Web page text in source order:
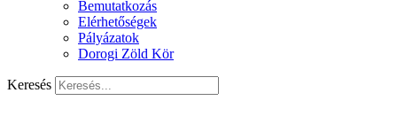
Bemutatkozás
Elérhetőségek
Pályázatok
Dorogi Zöld Kör
Keresés